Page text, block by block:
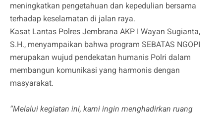
meningkatkan pengetahuan dan kepedulian bersama
terhadap keselamatan di jalan raya.
Kasat Lantas Polres Jembrana AKP I Wayan Sugianta,
S.H., menyampaikan bahwa program SEBATAS NGOPI
merupakan wujud pendekatan humanis Polri dalam
membangun komunikasi yang harmonis dengan
masyarakat.
“Melalui kegiatan ini, kami ingin menghadirkan ruang